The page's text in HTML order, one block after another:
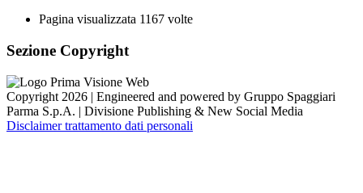
Pagina visualizzata 1167 volte
Sezione Copyright
Copyright 2026 | Engineered and powered by Gruppo Spaggiari
Parma S.p.A. | Divisione Publishing & New Social Media
Disclaimer trattamento dati personali